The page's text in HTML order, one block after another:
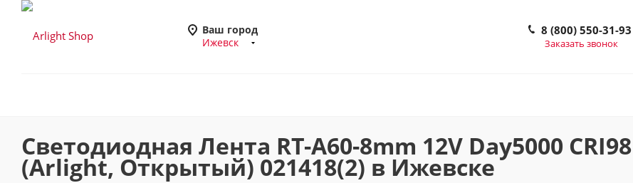
Ваш город
Ижевск
8 (800) 550-31-93
Заказать звонок
Светодиодная Лента RT-A60-8mm 12V Day5000
(Arlight, Открытый) 021418(2) в Ижевске